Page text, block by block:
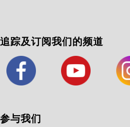
追踪及订阅我们的频道
参与我们